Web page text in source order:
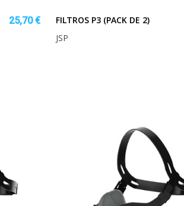
25,70 €
FILTROS P3 (PACK DE 2)
JSP